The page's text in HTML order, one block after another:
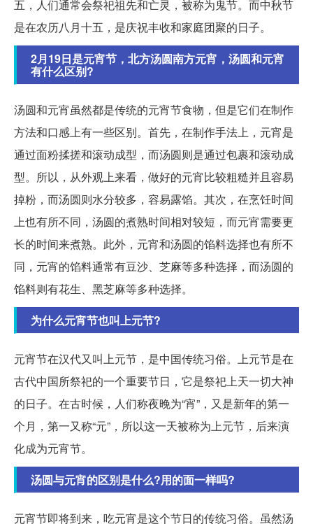
五，人们通常会祭祀祖先和亡灵，被称为鬼节。而中秋节
是在农历八月十五，是庆祝丰收和家庭团聚的日子。
2月19日是元宵节，北方汤圆南方元宵，汤圆和元宵
有什么区别?
汤圆和元宵虽然都是传统的元宵节食物，但是它们在制作
方法和口感上有一些区别。首先，在制作手法上，元宵是
通过面粉揉搓和滚动成型，而汤圆则是通过包裹和滚动成
型。所以，从外观上来看，做好的元宵比较粗糙并且容易
掉粉，而汤圆则水分较多，容易露馅。其次，在烹饪时间
上也有所不同，汤圆的煮熟时间相对较短，而元宵需要更
长的时间来煮熟。此外，元宵和汤圆的馅料选择也有所不
同，元宵的馅料通常有豆沙、芝麻等多种选择，而汤圆的
馅料则有花生、黑芝麻等多种选择。
为什么元宵节也叫上元节?
元宵节在汉代又叫上元节，是中国传统习俗。上元节是在
古代中国所祭祀的一个重要节日，它是祭祀上天一切大神
的日子。在古时候，人们称夜晚为“宵”，又是新年的第一
个月，第一又称“元”，所以这一天被称为上元节，后来演
化成为元宵节。
汤圆与元宵的区别是什么?用的面一样吗?
元宵节即将到来，吃元宵是这个节日的传统习俗。虽然汤